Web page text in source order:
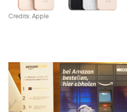
Credits: Apple